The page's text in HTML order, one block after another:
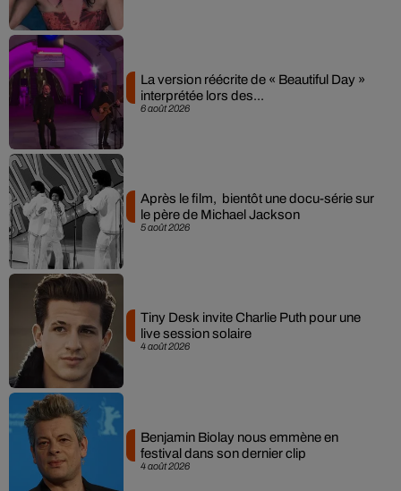
6 août 2026
La version réécrite de « Beautiful Day »
interprétée lors des...
5 août 2026
Après le film, bientôt une docu-série sur
le père de Michael Jackson
4 août 2026
Tiny Desk invite Charlie Puth pour une
live session solaire
4 août 2026
Benjamin Biolay nous emmène en
festival dans son dernier clip